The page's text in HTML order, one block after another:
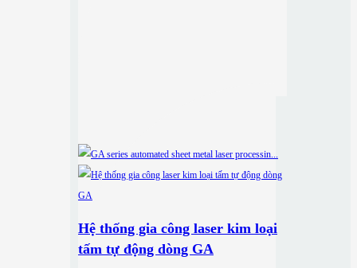
Hệ thống gia công laser kim loại
tấm tự động dòng GA